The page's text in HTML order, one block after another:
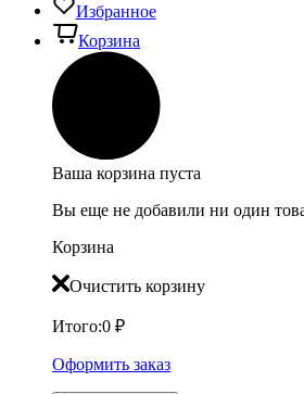
Избранное
Корзина
Ваша корзина пуста
Вы еще не добавили ни один
Корзина
Очистить корзину
Итого:0 ₽
Оформить заказ